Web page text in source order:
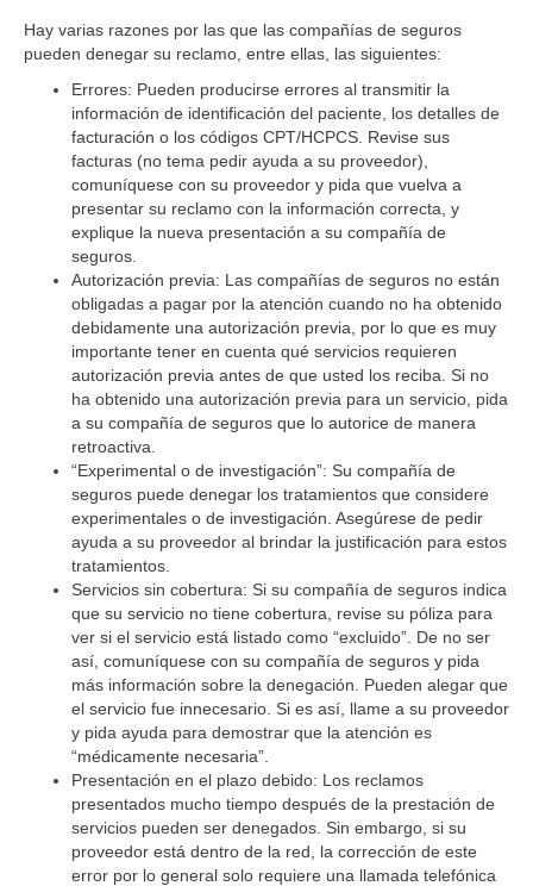
Hay varias razones por las que las compañías de seguros
pueden denegar su reclamo, entre ellas, las siguientes:
Errores: Pueden producirse errores al transmitir la
información de identificación del paciente, los detalles de
facturación o los códigos CPT/HCPCS. Revise sus
facturas (no tema pedir ayuda a su proveedor),
comuníquese con su proveedor y pida que vuelva a
presentar su reclamo con la información correcta, y
explique la nueva presentación a su compañía de
seguros.
Autorización previa: Las compañías de seguros no están
obligadas a pagar por la atención cuando no ha obtenido
debidamente una autorización previa, por lo que es muy
importante tener en cuenta qué servicios requieren
autorización previa antes de que usted los reciba. Si no
ha obtenido una autorización previa para un servicio, pida
a su compañía de seguros que lo autorice de manera
retroactiva.
“Experimental o de investigación”: Su compañía de
seguros puede denegar los tratamientos que considere
experimentales o de investigación. Asegúrese de pedir
ayuda a su proveedor al brindar la justificación para estos
tratamientos.
Servicios sin cobertura: Si su compañía de seguros indica
que su servicio no tiene cobertura, revise su póliza para
ver si el servicio está listado como “excluido”. De no ser
así, comuníquese con su compañía de seguros y pida
más información sobre la denegación. Pueden alegar que
el servicio fue innecesario. Si es así, llame a su proveedor
y pida ayuda para demostrar que la atención es
“médicamente necesaria”.
Presentación en el plazo debido: Los reclamos
presentados mucho tiempo después de la prestación de
servicios pueden ser denegados. Sin embargo, si su
proveedor está dentro de la red, la corrección de este
error por lo general solo requiere una llamada telefónica